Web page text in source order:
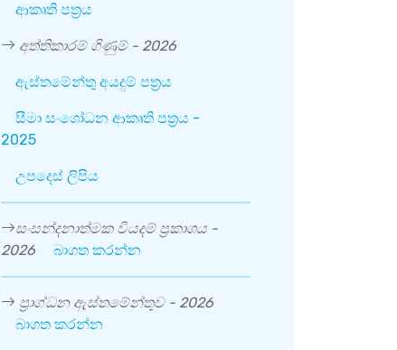
ආකෘති පත්‍රය
අත්තිකාරම් ගිණුම් - 2026
ඇස්තමේන්තු අයදුම් පත්‍රය
සීමා සංශෝධන ආකෘති පත්‍රය -
2025
උපදෙස් ලිපිය
සංසන්දනාත්මක වියදම් ප්‍රකාශය -
2026
බාගත කරන්න
ප්‍රාග්ධන ඇස්තමේන්තුව - 2026
බාගත කරන්න